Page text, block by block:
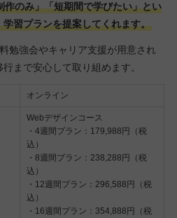
作のみ」「短期間で学びたい」とい
習プランを提案してくれます。
勉強会やキャリア支援が用意され
まで安心して取り組めます。
オンライン
Webデザインコース
・4週間プラン：179,988円（税
込）
・8週間プラン：238,288円（税
込）
・12週間プラン：296,588円（税
込）
・16週間プラン：354,888円（税